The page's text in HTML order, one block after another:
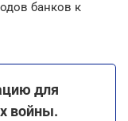
банков к
для
войны.